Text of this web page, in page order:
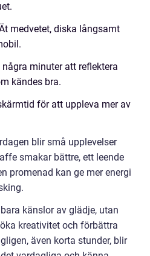
medvetet, diska långsamt
några minuter att reflektera
kändes bra.
för att uppleva mer av
blir små upplevelser
smakar bättre, ett leende
promenad kan ge mer energi
känslor av glädje, utan
kreativitet och förbättra
även korta stunder, blir